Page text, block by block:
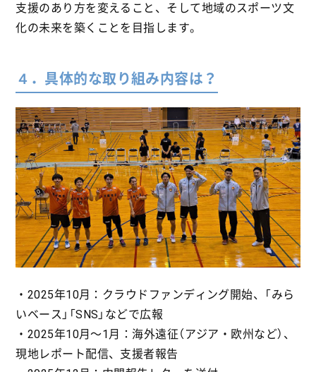
支援のあり方を変えること、そして地域のスポーツ文
化の未来を築くことを目指します。
４．具体的な取り組み内容は？
・2025年10月：クラウドファンディング開始、「みら
いベース」「SNS」などで広報
・2025年10月〜1月：海外遠征（アジア・欧州など）、
現地レポート配信、支援者報告